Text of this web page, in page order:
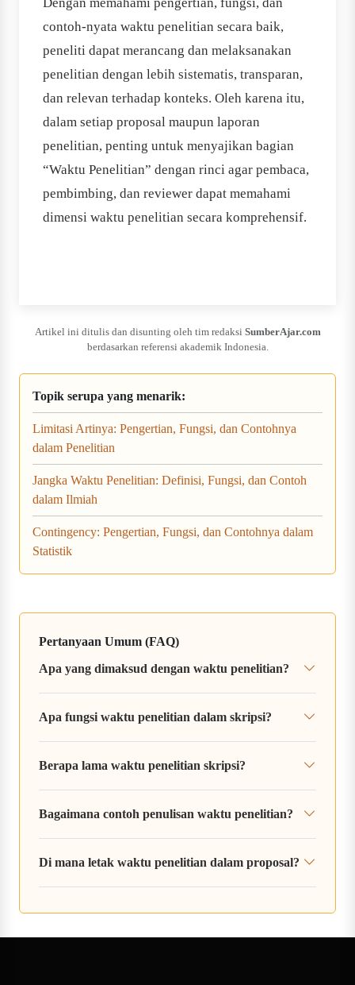
contoh-nyata waktu penelitian secara baik,
peneliti dapat merancang dan melaksanakan
penelitian dengan lebih sistematis, transparan,
dan relevan terhadap konteks. Oleh karena itu,
dalam setiap proposal maupun laporan
penelitian, penting untuk menyajikan bagian
“Waktu Penelitian” dengan rinci agar pembaca,
pembimbing, dan reviewer dapat memahami
dimensi waktu penelitian secara komprehensif.
Artikel ini ditulis dan disunting oleh tim redaksi SumberAjar.com
berdasarkan referensi akademik Indonesia.
Topik serupa yang menarik:
Limitasi Artinya: Pengertian, Fungsi, dan Contohnya
dalam Penelitian
Jangka Waktu Penelitian: Definisi, Fungsi, dan Contoh
dalam Ilmiah
Contingency: Pengertian, Fungsi, dan Contohnya dalam
Statistik
Pertanyaan Umum (FAQ)
Apa yang dimaksud dengan waktu penelitian?
Apa fungsi waktu penelitian dalam skripsi?
Berapa lama waktu penelitian skripsi?
Bagaimana contoh penulisan waktu penelitian?
Di mana letak waktu penelitian dalam proposal?